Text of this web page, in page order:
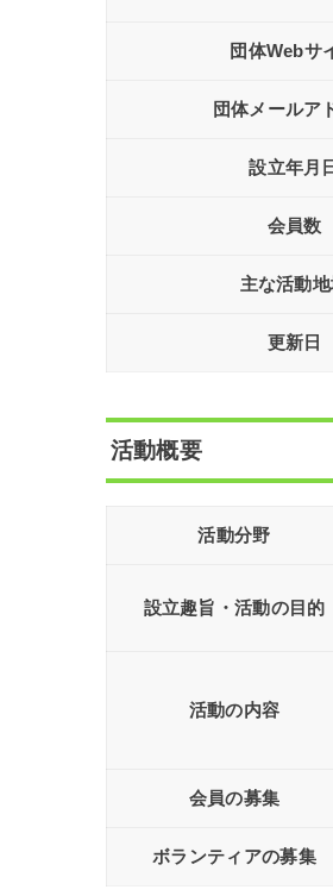
団体Webサ
団体メールア
設立年月
会員数
主な活動
更新日
活動概要
活動分野
設立趣旨・活動の目的
活動の内容
会員の募集
ボランティアの募集